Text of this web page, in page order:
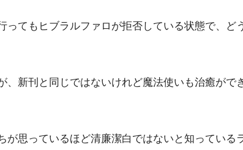
ってもヒブラルファロが拒否している状態で、ど
、新刊と同じではないけれど魔法使いも治癒がで
が思っているほど清廉潔白ではないと知っている